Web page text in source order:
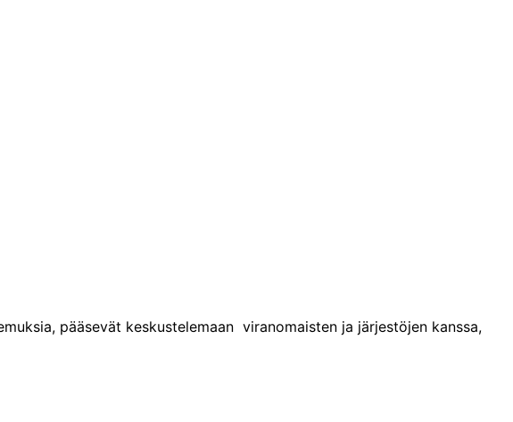
pääsevät keskustelemaan viranomaisten ja järjestöjen kanssa,